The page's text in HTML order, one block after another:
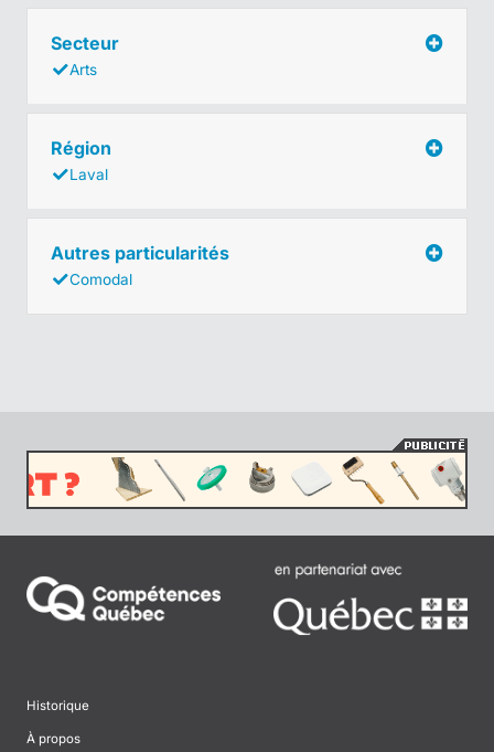
Secteur
Arts
Région
Laval
Autres particularités
Comodal
Historique
À propos